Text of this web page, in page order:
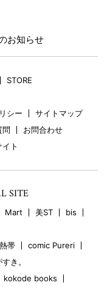
お知らせ
STORE
シー
サイトマップ
問
お問合わせ
ト
SITE
Mart 美ST
bis
帯
comic Pureri
き。
kokode books